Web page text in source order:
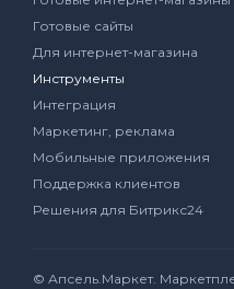
Готовые сайты
Для интернет-магазина
Инструменты
Интеграция
Маркетинг, реклама
Мобильные приложения
Поддержка клиентов
Решения для Битрикс24
© Апсель.Маркет.